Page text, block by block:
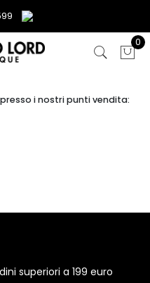
0
i nostri punti vendita:
superiori a 199 euro